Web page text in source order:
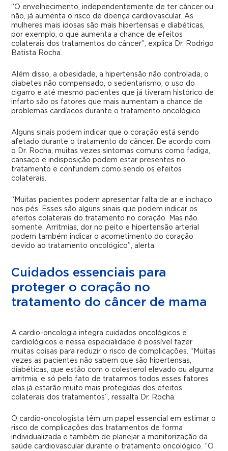
“O envelhecimento, independentemente de ter câncer ou
não, já aumenta o risco de doença cardiovascular. As
mulheres mais idosas são mais hipertensas e diabéticas,
por exemplo, o que aumenta a chance de efeitos
colaterais dos tratamentos do câncer”, explica Dr. Rodrigo
Batista Rocha.
Além disso, a obesidade, a hipertensão não controlada, o
diabetes não compensado, o sedentarismo, o uso do
cigarro e até mesmo pacientes que já tiveram histórico de
infarto são os fatores que mais aumentam a chance de
problemas cardíacos durante o tratamento oncológico.
Alguns sinais podem indicar que o coração está sendo
afetado durante o tratamento do câncer. De acordo com
o Dr. Rocha, muitas vezes sintomas comuns como fadiga,
cansaço e indisposição podem estar presentes no
tratamento e confundem como sendo os efeitos
colaterais.
“Muitas pacientes podem apresentar falta de ar e inchaço
nos pés. Esses são alguns sinais que podem indicar os
efeitos colaterais do tratamento no coração. Mas não
somente. Arritmias, dor no peito e hipertensão arterial
podem também indicar o acometimento do coração
devido ao tratamento oncológico”, alerta.
Cuidados essenciais para
proteger o coração no
tratamento do câncer de mama
A cardio-oncologia integra cuidados oncológicos e
cardiológicos e nessa especialidade é possível fazer
muitas coisas para reduzir o risco de complicações. “Muitas
vezes as pacientes não sabem que são hipertensas,
diabéticas, que estão com o colesterol elevado ou alguma
arritmia, e só pelo fato de tratarmos todos esses fatores
elas já estarão muito mais protegidas dos efeitos
colaterais dos tratamentos”, ressalta Dr. Rocha.
O cardio-oncologista têm um papel essencial em estimar o
risco de complicações dos tratamentos de forma
individualizada e também de planejar a monitorização da
saúde cardiovascular durante o tratamento oncológico. “O